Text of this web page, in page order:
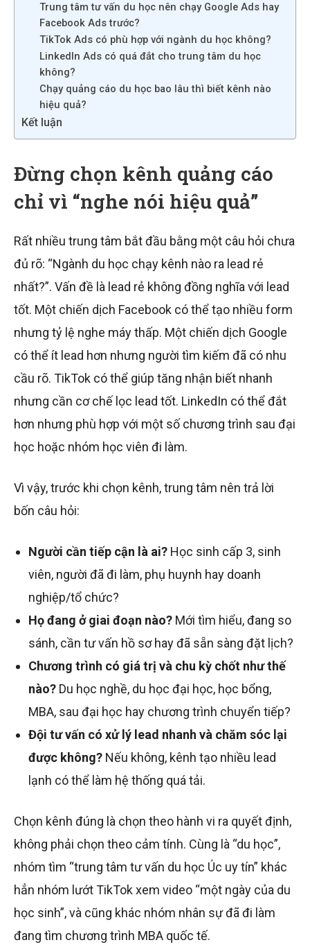
Trung tâm tư vấn du học nên chạy Google Ads hay
Facebook Ads trước?
TikTok Ads có phù hợp với ngành du học không?
LinkedIn Ads có quá đắt cho trung tâm du học
không?
Chạy quảng cáo du học bao lâu thì biết kênh nào
hiệu quả?
Kết luận
Đừng chọn kênh quảng cáo
chỉ vì “nghe nói hiệu quả”
Rất nhiều trung tâm bắt đầu bằng một câu hỏi chưa
đủ rõ: “Ngành du học chạy kênh nào ra lead rẻ
nhất?”. Vấn đề là lead rẻ không đồng nghĩa với lead
tốt. Một chiến dịch Facebook có thể tạo nhiều form
nhưng tỷ lệ nghe máy thấp. Một chiến dịch Google
có thể ít lead hơn nhưng người tìm kiếm đã có nhu
cầu rõ. TikTok có thể giúp tăng nhận biết nhanh
nhưng cần cơ chế lọc lead tốt. LinkedIn có thể đắt
hơn nhưng phù hợp với một số chương trình sau đại
học hoặc nhóm học viên đi làm.
Vì vậy, trước khi chọn kênh, trung tâm nên trả lời
bốn câu hỏi:
Người cần tiếp cận là ai? Học sinh cấp 3, sinh
viên, người đã đi làm, phụ huynh hay doanh
nghiệp/tổ chức?
Họ đang ở giai đoạn nào? Mới tìm hiểu, đang so
sánh, cần tư vấn hồ sơ hay đã sẵn sàng đặt lịch?
Chương trình có giá trị và chu kỳ chốt như thế
nào? Du học nghề, du học đại học, học bổng,
MBA, sau đại học hay chương trình chuyển tiếp?
Đội tư vấn có xử lý lead nhanh và chăm sóc lại
được không? Nếu không, kênh tạo nhiều lead
lạnh có thể làm hệ thống quá tải.
Chọn kênh đúng là chọn theo hành vi ra quyết định,
không phải chọn theo cảm tính. Cùng là “du học”,
nhóm tìm “trung tâm tư vấn du học Úc uy tín” khác
hẳn nhóm lướt TikTok xem video “một ngày của du
học sinh”, và cũng khác nhóm nhân sự đã đi làm
đang tìm chương trình MBA quốc tế.